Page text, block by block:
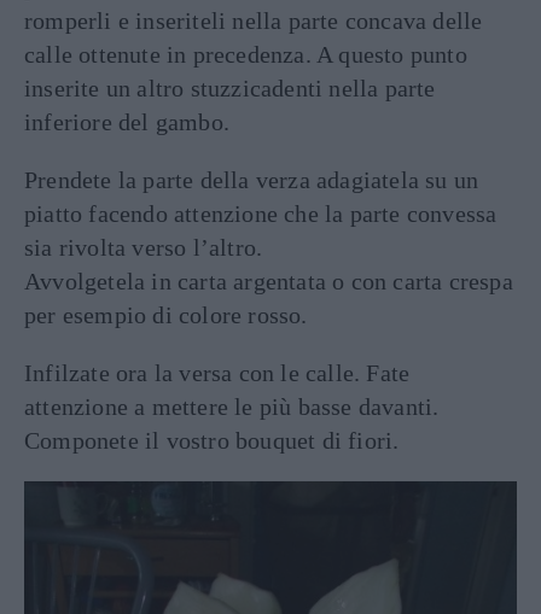
romperli e inseriteli nella parte concava delle
calle ottenute in precedenza. A questo punto
inserite un altro stuzzicadenti nella parte
inferiore del gambo.
Prendete la parte della verza adagiatela su un
piatto facendo attenzione che la parte convessa
sia rivolta verso l’altro.
Avvolgetela in carta argentata o con carta crespa
per esempio di colore rosso.
Infilzate ora la versa con le calle. Fate
attenzione a mettere le più basse davanti.
Componete il vostro bouquet di fiori.